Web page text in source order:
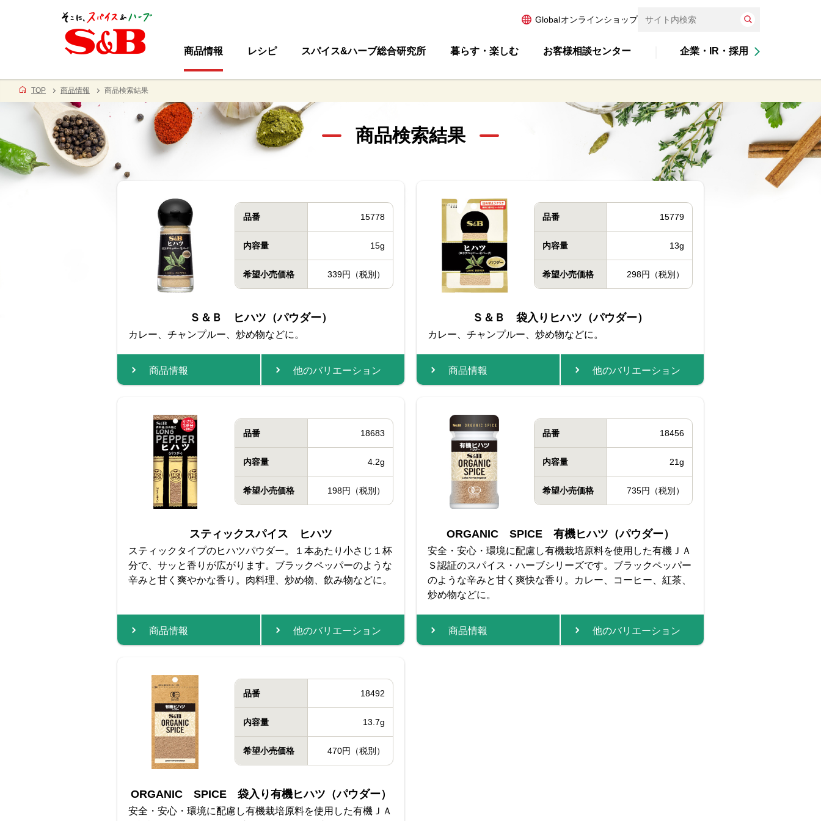
Globalオンラインショップ
商品情報 レシピ スパイス&ハーブ総合研究所 暮らす・楽しむ お客様相談センター 企業・IR・採用
TOP 商品情報 商品検索結果
商品検索結果
品番 15778
内容量 15g
希望小売価格 339円（税別）
Ｓ＆Ｂ ヒハツ（パウダー）
カレー、チャンプルー、炒め物などに。
商品情報 他のバリエーション
品番 15779
内容量 13g
希望小売価格 298円（税別）
Ｓ＆Ｂ 袋入りヒハツ（パウダー）
カレー、チャンプルー、炒め物などに。
商品情報 他のバリエーション
品番 18683
内容量 4.2g
希望小売価格 198円（税別）
スティックスパイス ヒハツ
スティックタイプのヒハツパウダー。１本あたり小さじ１杯
分で、サッと香りが広がります。ブラックペッパーのような
辛みと甘く爽やかな香り。肉料理、炒め物、飲み物などに。
商品情報 他のバリエーション
品番 18456
内容量 21g
希望小売価格 735円（税別）
ORGANIC SPICE 有機ヒハツ（パウダー）
安全・安心・環境に配慮し有機栽培原料を使用した有機ＪＡ
Ｓ認証のスパイス・ハーブシリーズです。ブラックペッパー
のような辛みと甘く爽快な香り。カレー、コーヒー、紅茶、
炒め物などに。
商品情報 他のバリエーション
品番 18492
内容量 13.7g
希望小売価格 470円（税別）
ORGANIC SPICE 袋入り有機ヒハツ（パウダー）
安全・安心・環境に配慮し有機栽培原料を使用した有機ＪＡ